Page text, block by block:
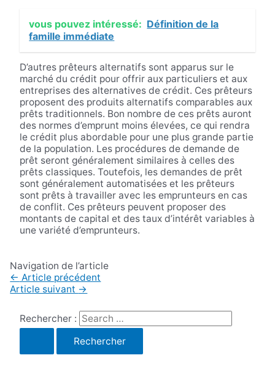
vous pouvez intéressé: Définition de la
famille immédiate
D’autres prêteurs alternatifs sont apparus sur le
marché du crédit pour offrir aux particuliers et aux
entreprises des alternatives de crédit. Ces prêteurs
proposent des produits alternatifs comparables aux
prêts traditionnels. Bon nombre de ces prêts auront
des normes d’emprunt moins élevées, ce qui rendra
le crédit plus abordable pour une plus grande partie
de la population. Les procédures de demande de
prêt seront généralement similaires à celles des
prêts classiques. Toutefois, les demandes de prêt
sont généralement automatisées et les prêteurs
sont prêts à travailler avec les emprunteurs en cas
de conflit. Ces prêteurs peuvent proposer des
montants de capital et des taux d’intérêt variables à
une variété d’emprunteurs.
Navigation de l’article
← Article précédent
Article suivant →
Rechercher :